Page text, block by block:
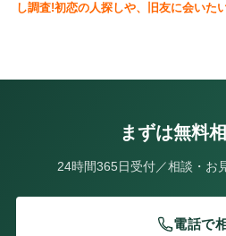
し調査!初恋の人探しや、旧友に会いた
まずは無料
24時間365日受付／相談・お
電話で